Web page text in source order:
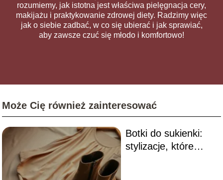
rozumiemy, jak istotna jest właściwa pielęgnacja cery,
makijażu i praktykowanie zdrowej diety. Radzimy więc
jak o siebie zadbać, w co się ubierać i jak sprawiać,
aby zawsze czuć się młodo i komfortowo!
Może Cię również zainteresować
Botki do sukienki:
stylizacje, które